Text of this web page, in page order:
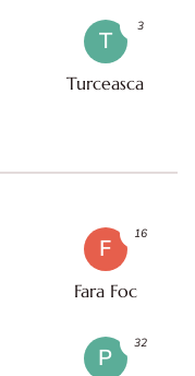
T
Turceasca
3
F
Fara Foc
16
P
32